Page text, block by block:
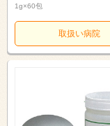
1g×60包
取扱い病院